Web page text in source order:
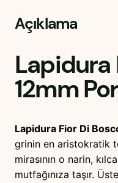
i
o
s
c
o
2
m
m
P
Açıklama
Lapidura
12mm
Lapidura Fior Di
grinin en aristokratik
mirasının o narin,
mutfağınıza taşır.